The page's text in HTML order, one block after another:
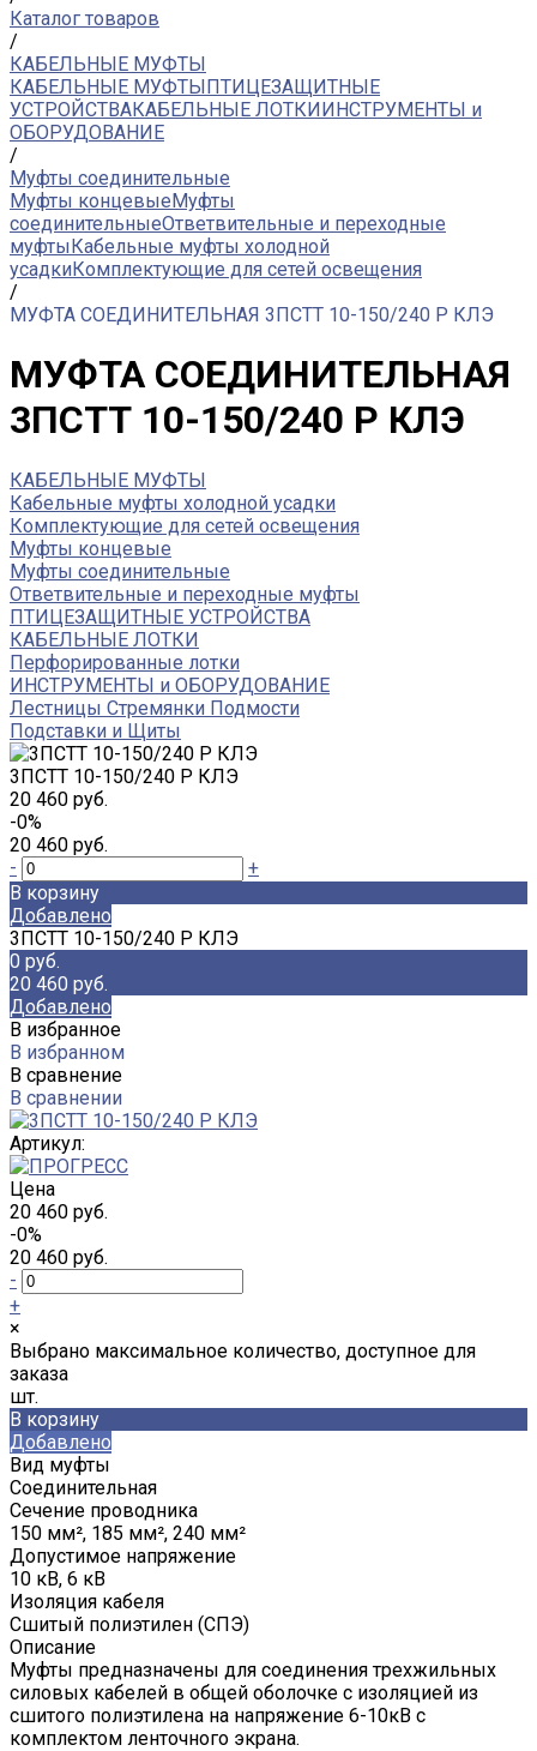
Каталог товаров
/
КАБЕЛЬНЫЕ МУФТЫ
КАБЕЛЬНЫЕ МУФТЫПТИЦЕЗАЩИТНЫЕ
УСТРОЙСТВАКАБЕЛЬНЫЕ ЛОТКИИНСТРУМЕНТЫ и
ОБОРУДОВАНИЕ
/
Муфты соединительные
Муфты концевыеМуфты
соединительныеОтветвительные и переходные
муфтыКабельные муфты холодной
усадкиКомплектующие для сетей освещения
/
МУФТА СОЕДИНИТЕЛЬНАЯ 3ПСТТ 10-150/240 Р КЛЭ
МУФТА СОЕДИНИТЕЛЬНАЯ
3ПСТТ 10-150/240 Р КЛЭ
КАБЕЛЬНЫЕ МУФТЫ
Кабельные муфты холодной усадки
Комплектующие для сетей освещения
Муфты концевые
Муфты соединительные
Ответвительные и переходные муфты
ПТИЦЕЗАЩИТНЫЕ УСТРОЙСТВА
КАБЕЛЬНЫЕ ЛОТКИ
Перфорированные лотки
ИНСТРУМЕНТЫ и ОБОРУДОВАНИЕ
Лестницы Стремянки Подмости
Подставки и Щиты
3ПСТТ 10-150/240 Р КЛЭ
20 460 руб.
-0%
20 460 руб.
-
+
В корзину
Добавлено
3ПСТТ 10-150/240 Р КЛЭ
0 руб.
20 460 руб.
Добавлено
В избранное
В избранном
В сравнение
В сравнении
Артикул:
Цена
20 460 руб.
-0%
20 460 руб.
-
+
×
Выбрано максимальное количество, доступное для
заказа
шт.
В корзину
Добавлено
Вид муфты
Соединительная
Сечение проводника
150 мм², 185 мм², 240 мм²
Допустимое напряжение
10 кВ, 6 кВ
Изоляция кабеля
Сшитый полиэтилен (СПЭ)
Описание
Муфты предназначены для соединения трехжильных
силовых кабелей в общей оболочке с изоляцией из
сшитого полиэтилена на напряжение 6-10кВ с
комплектом ленточного экрана.